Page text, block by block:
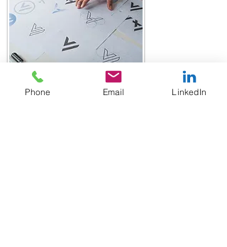
Méthodes et outils
Phone Email LinkedIn